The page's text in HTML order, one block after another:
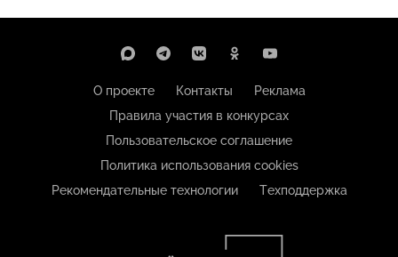
О проекте Контакты
Реклама
Правила участия в конкурсах
Пользовательское соглашение
Политика использования cookies
Рекомендательные технологии
Техподдержка